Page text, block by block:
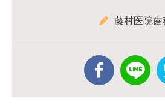
藤村医院歯